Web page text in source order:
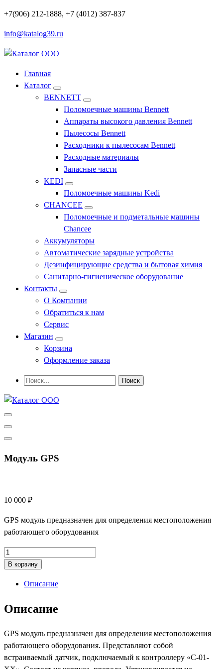
Перейти
содержимому
+7(906) 212-1888, +7 (4012) 387-837
info@katalog39.ru
Профессиональное оборудование и инструменты
Главная
Каталог
BENNETT
Поломоечные машины Bennett
Аппараты высокого давления Bennett
Пылесосы Bennett
Расходники к пылесосам Bennett
Расходные материалы
Запасные части
KEDI
Поломоечные машины Kedi
CHANCEE
Поломоечные и подметальные машины
Chancee
Аккумуляторы
Автоматические зарядные устройства
Дезинфицирующие средства и бытовая химия
Санитарно-гигиеническое оборудование
Контакты
О Компании
Обратиться к нам
Сервис
Магазин
Корзина
Оформление заказа
Модуль GPS
10 000 ₽
GPS модуль предназначен для определения местоположения
работающего оборудования
Количество
товара
GPS
В корзину
Описание
Описание
GPS модуль предназначен для определения местоположения
работающего оборудования. Представляют собой
встраиваемый датчик, подключаемый к контроллеру «С-01-